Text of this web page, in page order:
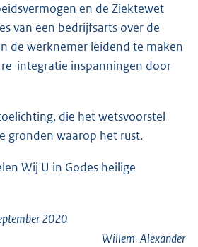
en de Ziektewet
van een bedrijfsarts over de
de werknemer leidend te maken
integratie inspanningen door
die het wetsvoorstel
gronden waarop het rust.
Wij U in Godes heilige
2020
Willem-Alexander